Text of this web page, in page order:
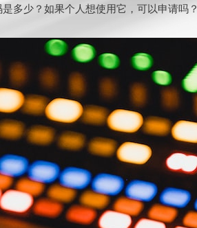
多少？如果个人想使用它，可以申请吗？